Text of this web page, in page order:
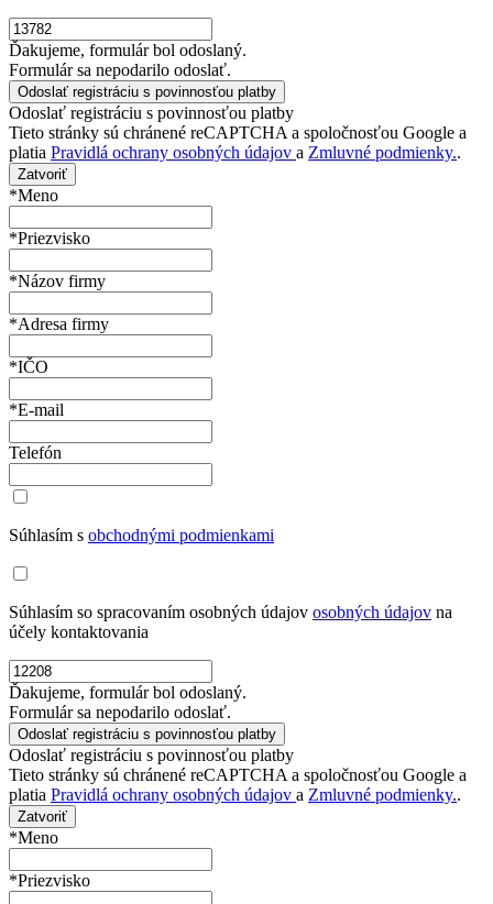
Ďakujeme, formulár bol odoslaný.
Formulár sa nepodarilo odoslať.
Odoslať registráciu s povinnosťou platby
Tieto stránky sú chránené reCAPTCHA a spoločnosťou Google a
platia Pravidlá ochrany osobných údajov a Zmluvné podmienky..
Zatvoriť
*Meno
*Priezvisko
*Názov firmy
*Adresa firmy
*IČO
*E-mail
Telefón
Súhlasím s obchodnými podmienkami
Súhlasím so spracovaním osobných údajov osobných údajov na
účely kontaktovania
Ďakujeme, formulár bol odoslaný.
Formulár sa nepodarilo odoslať.
Odoslať registráciu s povinnosťou platby
Tieto stránky sú chránené reCAPTCHA a spoločnosťou Google a
platia Pravidlá ochrany osobných údajov a Zmluvné podmienky..
Zatvoriť
*Meno
*Priezvisko